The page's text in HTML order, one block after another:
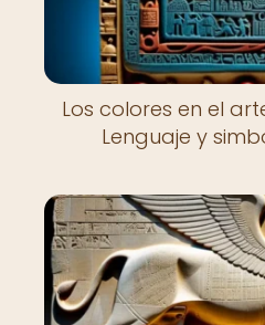
Los colores en el
Lenguaje y